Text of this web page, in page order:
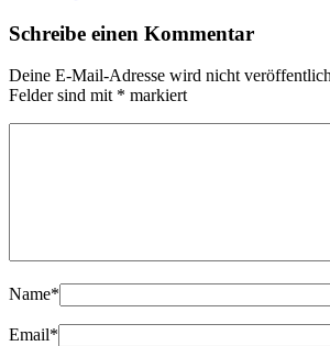
Schreibe einen Kommentar
Deine E-Mail-Adresse wird nicht
Felder sind mit * markiert
Name*
Email*